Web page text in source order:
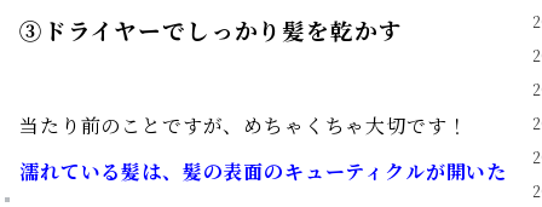
③ドライヤーでしっかり髪を乾かす
当たり前のことですが、めちゃくちゃ大切です！
濡れている髪は、髪の表面のキューティクルが開いた